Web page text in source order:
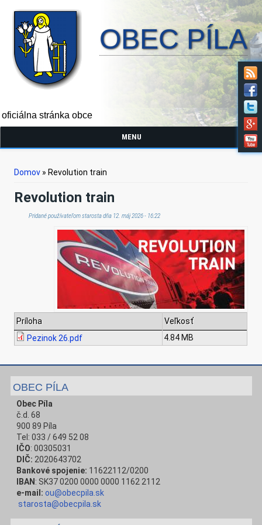
OBEC PÍLA
oficiálna stránka obce
MENU
Nachádzate sa tu
Domov » Revolution train
Revolution train
Pridané používateľomstarostadňa 12. máj 2026 - 16:22
Príloha
Veľkosť
Pezinok 26.pdf
4.84 MB
OBEC PÍLA
Obec Píla
č.d. 68
900 89 Píla
Tel: 033 / 649 52 08
IČO: 00305031
DIČ: 2020643702
Bankové spojenie: 11622112/0200
IBAN : SK37 0200 0000 0000 1162 2112
e-mail: ou@obecpila.sk
starosta@obecpila.sk